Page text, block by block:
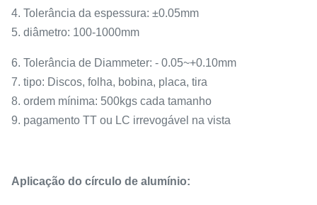
4. Tolerância da espessura: ±0.05mm
5. diâmetro: 100-1000mm
6. Tolerância de Diammeter: - 0.05~+0.10mm
7. tipo: Discos, folha, bobina, placa, tira
8. ordem mínima: 500kgs cada tamanho
9. pagamento TT ou LC irrevogável na vista
Aplicação do círculo de alumínio: